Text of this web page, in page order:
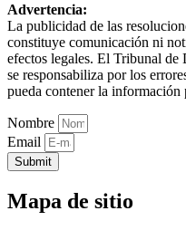
Advertencia:
La publicidad de las
constituye comunicación ni
efectos legales. El Tribunal
se responsabiliza por los
pueda contener la información
Nombre
Email
Submit
Mapa de sitio